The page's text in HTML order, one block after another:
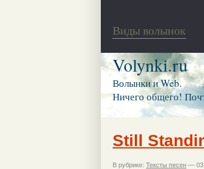
Виды волынок
Volynki.ru
Волынки и Web.
Ничего общего!
Still
В рубрике: Тексты песен —